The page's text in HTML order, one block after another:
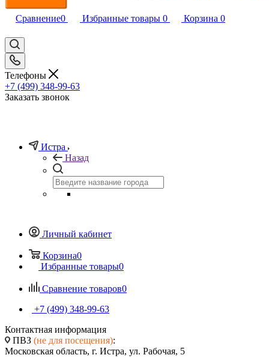
Сравнение0 Избранные товары 0 Корзина 0
Телефоны
+7 (499) 348-99-63
Заказать звонок
Истра
Назад
Личный кабинет
Корзина0
Избранные товары0
Сравнение товаров0
+7 (499) 348-99-63
Контактная информация
ПВЗ (не для посещения):
Московская область, г. Истра, ул. Рабочая, 5